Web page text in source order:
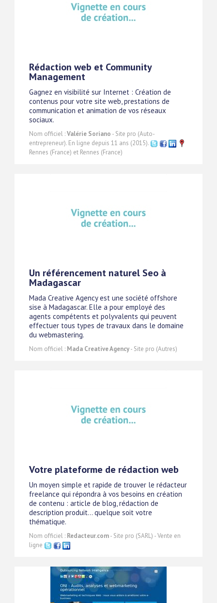
Rédaction web et Community
Management
Gagnez en visibilité sur Internet : Création de
contenus pour votre site web, prestations de
communication et animation de vos réseaux
sociaux.
Nom officiel :Valérie Soriano - Site pro (Auto-
entrepreneur). En ligne depuis 11 ans (2015).
Rennes (France) et Rennes (France)
Un référencement naturel Seo à
Madagascar
Mada Creative Agency est une société offshore
sise à Madagascar. Elle a pour employé des
agents compétents et polyvalents qui peuvent
effectuer tous types de travaux dans le domaine
du webmastering.
Nom officiel : Mada Creative Agency- Site pro (Autres)
Votre plateforme de rédaction web
Un moyen simple et rapide de trouver le rédacteur
freelance qui répondra à vos besoins en création
de contenu : article de blog, rédaction de
description produit... quelque soit votre
thématique.
Nom officiel : Redacteur.com- Site pro (SARL) - Vente en
ligne